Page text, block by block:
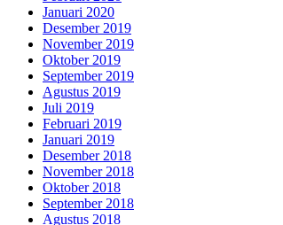
Januari 2020
Desember 2019
November 2019
Oktober 2019
September 2019
Agustus 2019
Juli 2019
Februari 2019
Januari 2019
Desember 2018
November 2018
Oktober 2018
September 2018
Agustus 2018